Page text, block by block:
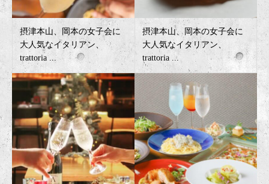
摂津本山、岡本の女子会に
大人気なイタリアン、
trattoria ...
摂津本山、岡本の女子会に
大人気なイタリアン、
trattoria ...